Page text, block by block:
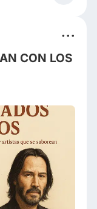
y la historia
ese
el
CON LOS